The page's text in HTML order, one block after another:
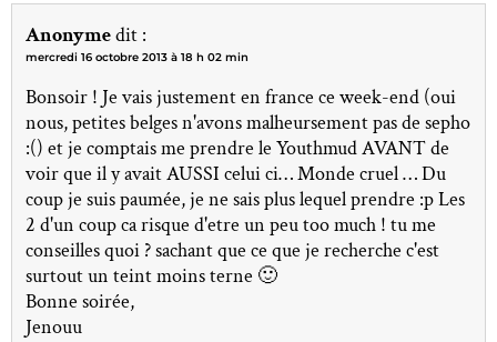
Anonymedit :
mercredi 16 octobre 2013 à 18 h 02 min
Bonsoir ! Je vais justement en france ce week-end (oui
nous, petites belges n'avons malheursement pas de sepho
:() et je comptais me prendre le Youthmud AVANT de
voir que il y avait AUSSI celui ci… Monde cruel … Du
coup je suis paumée, je ne sais plus lequel prendre :p Les
2 d'un coup ca risque d'etre un peu too much ! tu me
conseilles quoi ? sachant que ce que je recherche c'est
surtout un teint moins terne 🙂
Bonne soirée,
Jenouu